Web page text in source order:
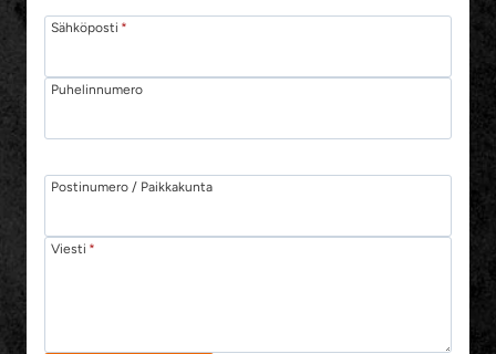
Sähköposti *
Puhelinnumero
Postinumero / Paikkakunta
Viesti *